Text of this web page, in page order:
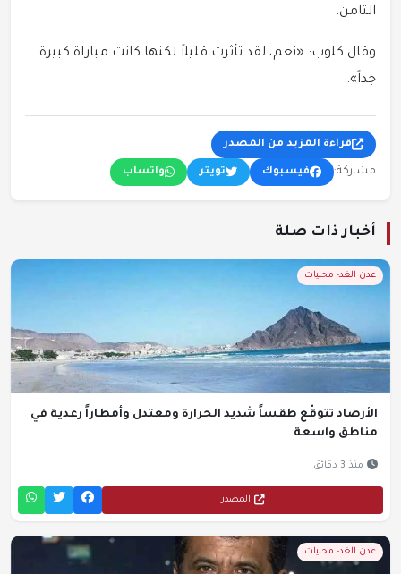
الثامن.
وقال كلوب: «نعم، لقد تأثرت قليلاً لكنها كانت مباراة كبيرة
جداً».
قراءة المزيد من المصدر
مشاركة: فيسبوك تويتر واتساب
أخبار ذات صلة
عدن الغد- محليات
الأرصاد تتوقّع طقساً شديد الحرارة ومعتدل وأمطاراً رعدية في
مناطق واسعة
منذ 3 دقائق
المصدر
عدن الغد- محليات